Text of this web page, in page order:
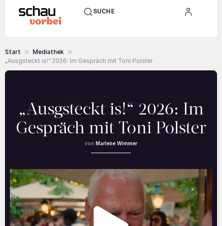
SUCHE
Start
Mediathek
„Ausgsteckt is!“ 2026: Im Gespräch mit Toni Polster
„Ausgsteckt is!“ 2026: Im
Gespräch mit Toni Polster
Marlene Wimmer